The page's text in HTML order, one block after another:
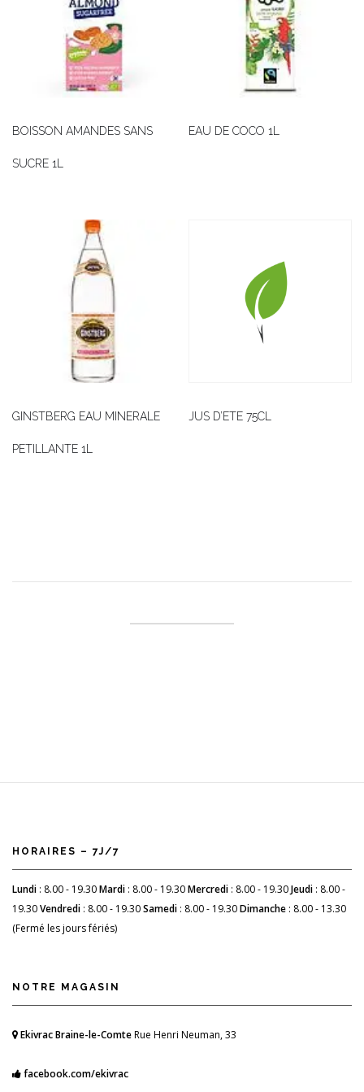
BOISSON AMANDES SANS
SUCRE 1L
EAU DE COCO 1L
GINSTBERG EAU MINERALE
PETILLANTE 1L
JUS D’ETE 75CL
HORAIRES – 7J/7
Lundi : 8.00 - 19.30Mardi : 8.00 - 19.30Mercredi : 8.00 - 19.30Jeudi : 8.00 -
19.30Vendredi : 8.00 - 19.30Samedi : 8.00 - 19.30Dimanche : 8.00 - 13.30
(Fermé les jours fériés)
NOTRE MAGASIN
Ekivrac Braine-le-ComteRue Henri Neuman, 33
facebook.com/ekivrac